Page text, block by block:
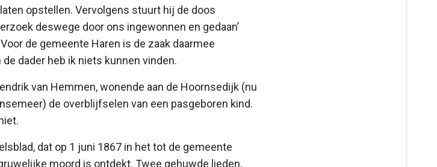
opstellen. Vervolgens stuurt hij de doos
deswege door ons ingewonnen en gedaan’
de gemeente Haren is de zaak daarmee
dader heb ik niets kunnen vinden.
van Hemmen, wonende aan de Hoornsedijk (nu
de overblijfselen van een pasgeboren kind.
dat op 1 juni 1867 in het tot de gemeente
moord is ontdekt. Twee gehuwde lieden,